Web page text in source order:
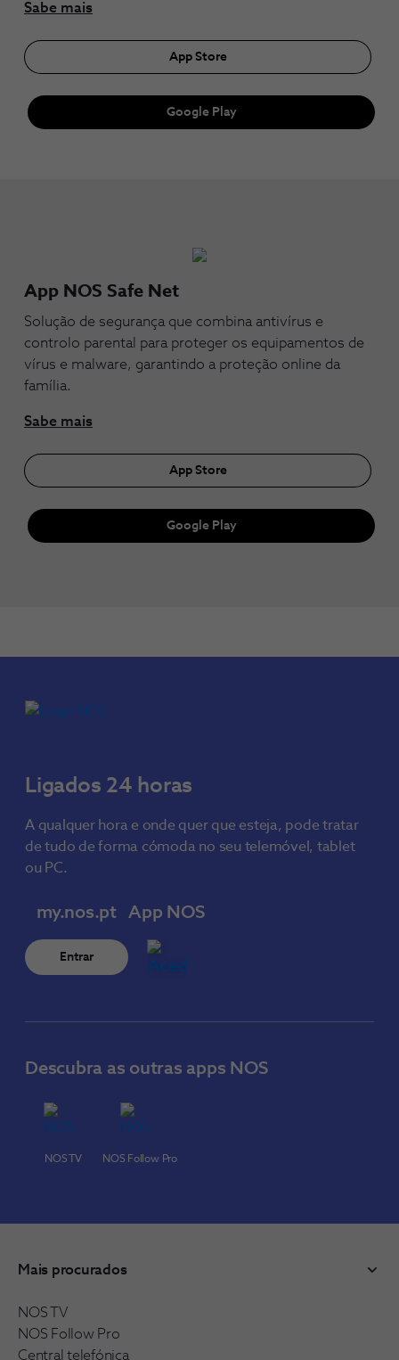
Sabe mais
App Store
Google Play
App NOS Safe Net
Solução de segurança que combina antivírus e
controlo parental para proteger os equipamentos de
vírus e malware, garantindo a proteção online da
família.
Sabe mais
App Store
Google Play
Ligados 24 horas
A qualquer hora e onde quer que esteja, pode tratar
de tudo de forma cómoda no seu telemóvel, tablet
ou PC.
my.nos.pt
Entrar
App NOS
Descubra as outras apps NOS
NOS TV NOS Follow Pro
Mais procurados
NOS TV
NOS Follow Pro
Central telefónica